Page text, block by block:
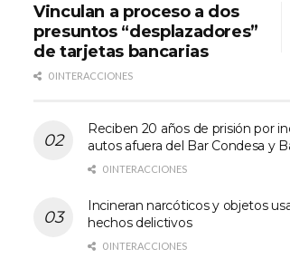
Vinculan a proceso a dos
presuntos “desplazadores”
de tarjetas bancarias
0 INTERACCIONES
Reciben 20 años de prisión por
autos afuera del Bar Condesa y
0 INTERACCIONES
Incineran narcóticos y objetos
hechos delictivos
0 INTERACCIONES